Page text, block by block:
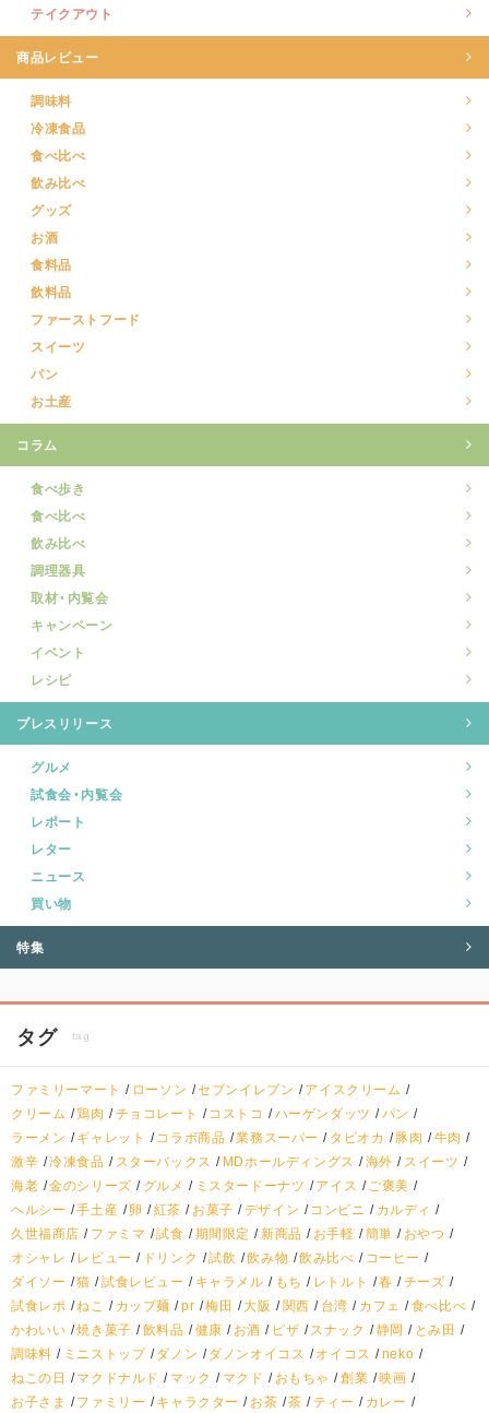
テイクアウト
商品レビュー
調味料
冷凍食品
食べ比べ
飲み比べ
グッズ
お酒
食料品
飲料品
ファーストフード
スイーツ
パン
お土産
コラム
食べ歩き
食べ比べ
飲み比べ
調理器具
取材・内覧会
キャンペーン
イベント
レシピ
プレスリリース
グルメ
試食会・内覧会
レポート
レター
ニュース
買い物
特集
タグ tag
ファミリーマート ローソン セブンイレブン
アイスクリーム
クリーム
鶏肉 チョコレート コストコ ハーゲンダッツ
パン
ラーメン
ギャレット コラボ商品 業務スーパー タピオカ 豚肉
牛肉
激辛 冷凍食品 スターバックス MDホールディングス 海外
スイーツ
海老 金のシリーズ グルメ ミスタードーナツ アイス
ご褒美
ヘルシー
手土産 卵 紅茶 お菓子 デザイン コンビニ
カルディ
久世福商店
ファミマ 試食 期間限定 新商品 お手軽 簡単
おやつ
オシャレ
レビュー ドリンク 試飲 飲み物 飲み比べ
コーヒー
ダイソー
猫 試食レビュー キャラメル もち レトルト 春
チーズ
試食レポ ねこ カップ麺 pr 梅田 大阪 関西 台湾 カフェ
食べ比べ
かわいい 焼き菓子 飲料品 健康 お酒 ピザ スナック 静岡
とみ田
調味料
ミニストップ ダノン ダノンオイコス オイコス
neko
ねこの日
マクドナルド マック マクド おもちゃ 創業 映画
お子さま
ファミリー キャラクター お茶 茶 ティー
カレー